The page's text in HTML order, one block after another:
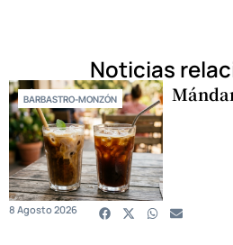
Noticias
BARBASTRO-MONZÓN
8 Agosto 2026